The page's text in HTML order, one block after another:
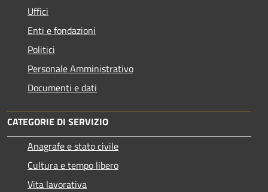
Uffici
Enti e fondazioni
Politici
Personale Amministrativo
Documenti e dati
CATEGORIE DI SERVIZIO
Anagrafe e stato civile
Cultura e tempo libero
Vita lavorativa